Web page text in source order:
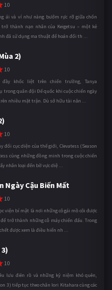
10
ái và ví như nàng bướm rực rỡ giữa chốn
thành nạn nhân của Keigetsu – một kẻ
đã sử dụng ma thuật để hoán đổi th ...
2)
10
đầy khốc liệt trên chiến trường, Tanya
trong quân đội Đế quốc khi cuộc chiến ngày
nhiều mặt trận. Dù sở hữu tài năn ...
10
đổi cục diện của thế giới, Clevatess (Season
cùng những đồng minh trong cuộc chiến
nhân loại đến bờ vực diệ ...
Ngày Cậu Biến Mất
10
viện bí mật là nơi những cô gái mồ côi được
trở thành những cỗ máy chiến đấu. Trong
được xem là điều hiển nh ...
10
lưu điên rồ và những kỷ niệm khó quên,
3) tiếp tục theo chân Iori Kitahara cùng các